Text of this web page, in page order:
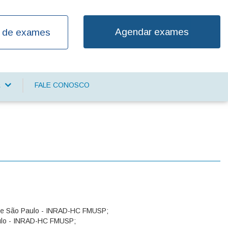
exames Agendar exames
FALE CONOSCO
Paulo - INRAD-HC FMUSP;
- INRAD-HC FMUSP;